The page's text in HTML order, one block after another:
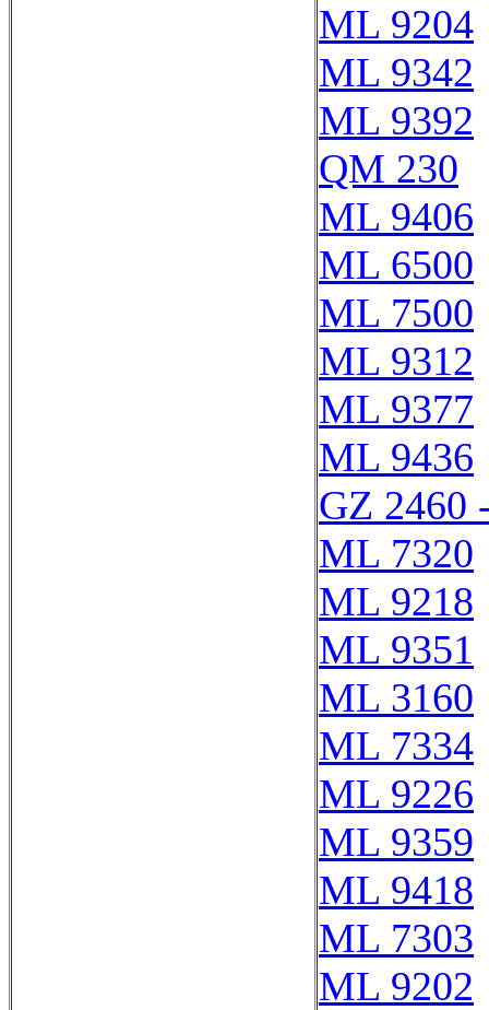
ML 9204
ML 9342
ML 9392
QM 230
ML 9406
ML 6500
ML 7500
ML 9312
ML 9377
ML 9436
GZ 2460
ML 7320
ML 9218
ML 9351
ML 3160
ML 7334
ML 9226
ML 9359
ML 9418
ML 7303
ML 9202